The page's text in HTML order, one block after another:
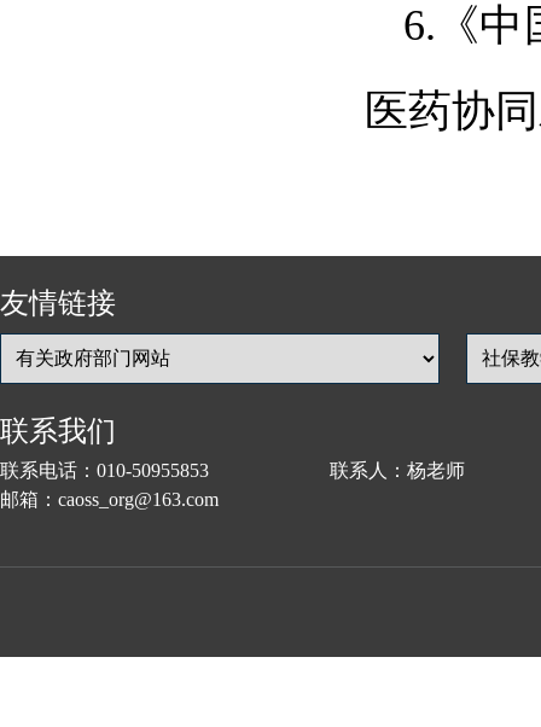
6.《中
医药协
友情链接
联系我们
联系电话：010-50955853 联系人：杨老师
邮箱：caoss_org@163.com